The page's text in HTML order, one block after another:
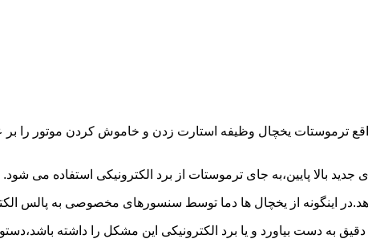
ترموستات یخچال وظیفه استارت زدن و خاموش کردن موتور را بر
بالا پایین،به جای ترموستات از برد الکترونیکی استفاده می شود.
اینگونه از یخچال ها دما توسط سنسورهای مخصوصی به پالس
به دست بیاورد و یا برد الکترونیکی این مشکل را داشته